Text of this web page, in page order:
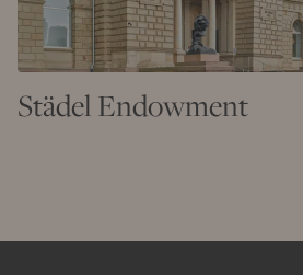
Städel Endowment